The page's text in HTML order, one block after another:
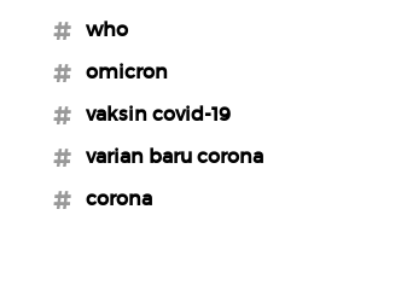
#who
#omicron
#vaksin covid-19
#varian baru corona
#corona